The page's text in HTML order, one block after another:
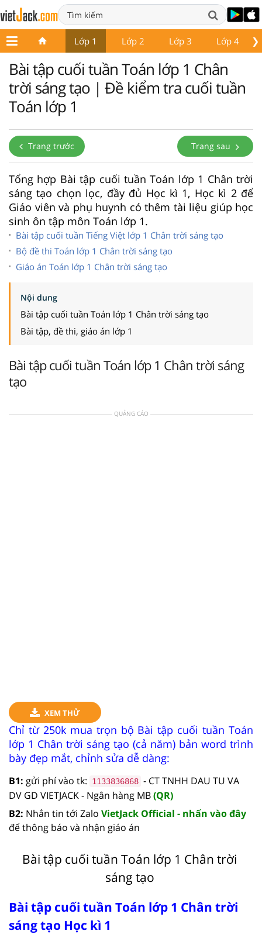
❯
Lớp 1 Lớp 2 Lớp 3 Lớp 4
Bài tập cuối tuần Toán lớp 1 Chân
trời sáng tạo | Đề kiểm tra cuối tuần
Toán lớp 1
Trang trước Trang sau
Tổng hợp Bài tập cuối tuần Toán lớp 1 Chân trời
sáng tạo chọn lọc, đầy đủ Học kì 1, Học kì 2 để
Giáo viên và phụ huynh có thêm tài liệu giúp học
sinh ôn tập môn Toán lớp 1.
Bài tập cuối tuần Tiếng Việt lớp 1 Chân trời sáng tạo
Bộ đề thi Toán lớp 1 Chân trời sáng tạo
Giáo án Toán lớp 1 Chân trời sáng tạo
Nội dung
Bài tập cuối tuần Toán lớp 1 Chân trời sáng tạo
Bài tập, đề thi, giáo án lớp 1
Bài tập cuối tuần Toán lớp 1 Chân trời sáng
tạo
QUẢNG CÁO
XEM THỬ
Chỉ từ 250k mua trọn bộ Bài tập cuối tuần Toán
lớp 1 Chân trời sáng tạo (cả năm) bản word trình
bày đẹp mắt, chỉnh sửa dễ dàng:
B1: gửi phí vào tk: 1133836868 - CT TNHH DAU TU VA
DV GD VIETJACK - Ngân hàng MB(QR)
B2: Nhắn tin tới Zalo VietJack Official - nhấn vào đây
để thông báo và nhận giáo án
Bài tập cuối tuần Toán lớp 1 Chân trời
sáng tạo
Bài tập cuối tuần Toán lớp 1 Chân trời
sáng tạo Học kì 1